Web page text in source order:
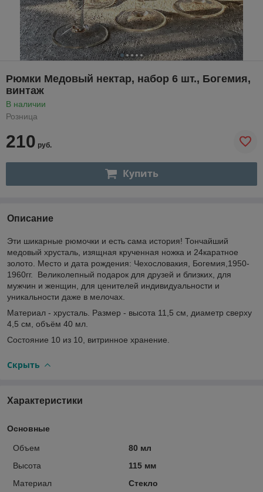
Рюмки Медовый нектар, набор 6 шт., Богемия,
винтаж
В наличии
Розница
210 руб.
Купить
Описание
Эти шикарные рюмочки и есть сама история! Тончайший
медовый хрусталь, изящная крученная ножка и 24каратное
золото. Место и дата рождения: Чехословакия, Богемия,1950-
1960гг. Великолепный подарок для друзей и близких, для
мужчин и женщин, для ценителей индивидуальности и
уникальности даже в мелочах.
Материал - хрусталь. Размер - высота 11,5 см, диаметр сверху
4,5 см, объём 40 мл.
Состояние 10 из 10, витринное хранение.
Скрыть
Характеристики
Основные
Объем
80 мл
Высота
115 мм
Материал
Стекло